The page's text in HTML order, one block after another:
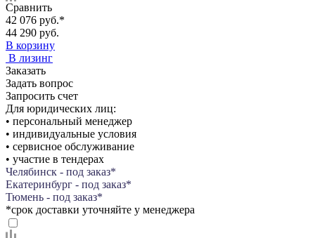
Сравнить
42 076 руб.*
44 290 руб.
В корзину
В лизинг
Заказать
Задать вопрос
Запросить счет
Для юридических лиц:
• персональный менеджер
• индивидуальные условия
• сервисное обслуживание
• участие в тендерах
Челябинск - под заказ*
Екатеринбург - под заказ*
Тюмень - под заказ*
*срок доставки уточняйте у менеджера